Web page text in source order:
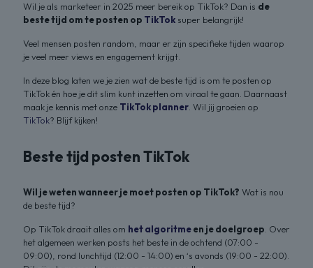
Wil je als marketeer in 2025 meer bereik op TikTok? Dan is de
beste tijd om te posten op TikTok super belangrijk!
Veel mensen posten random, maar er zijn specifieke tijden waarop
je veel meer views en engagement krijgt.
In deze blog laten we je zien wat de beste tijd is om te posten op
TikTok én hoe je dit slim kunt inzetten om viraal te gaan. Daarnaast
maak je kennis met onze TikTok planner . Wil jij groeien op
TikTok? Blijf kijken!
Beste tijd posten TikTok
Wil je weten wanneer je moet posten op TikTok? Wat is nou
de beste tijd?
Op TikTok draait alles om het algoritmeen je doelgroep . Over
het algemeen werken posts het beste in de ochtend (07:00 -
09:00), rond lunchtijd (12:00 - 14:00) en ‘s avonds (19:00 - 22:00).